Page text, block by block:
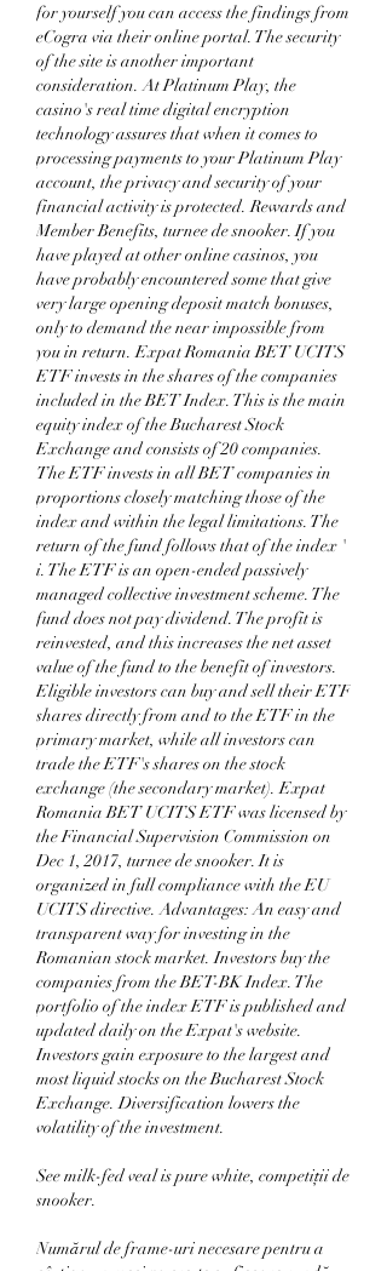
for yourself you can access the findings from
eCogra via their online portal. The security
of the site is another important
consideration. At Platinum Play, the
casino's real time digital encryption
technology assures that when it comes to
processing payments to your Platinum Play
account, the privacy and security of your
financial activity is protected. Rewards and
Member Benefits, turnee de snooker. If you
have played at other online casinos, you
have probably encountered some that give
very large opening deposit match bonuses,
only to demand the near impossible from
you in return. Expat Romania BET UCITS
ETF invests in the shares of the companies
included in the BET Index. This is the main
equity index of the Bucharest Stock
Exchange and consists of 20 companies.
The ETF invests in all BET companies in
proportions closely matching those of the
index and within the legal limitations. The
return of the fund follows that of the index '
i. The ETF is an open-ended passively
managed collective investment scheme. The
fund does not pay dividend. The profit is
reinvested, and this increases the net asset
value of the fund to the benefit of investors.
Eligible investors can buy and sell their ETF
shares directly from and to the ETF in the
primary market, while all investors can
trade the ETF's shares on the stock
exchange (the secondary market). Expat
Romania BET UCITS ETF was licensed by
the Financial Supervision Commission on
Dec 1, 2017, turnee de snooker. It is
organized in full compliance with the EU
UCITS directive. Advantages: An easy and
transparent way for investing in the
Romanian stock market. Investors buy the
companies from the BET-BK Index. The
portfolio of the index ETF is published and
updated daily on the Expat's website.
Investors gain exposure to the largest and
most liquid stocks on the Bucharest Stock
Exchange. Diversification lowers the
volatility of the investment.
See milk-fed veal is pure white, competiţii de
snooker.
Numărul de frame-uri necesare pentru a